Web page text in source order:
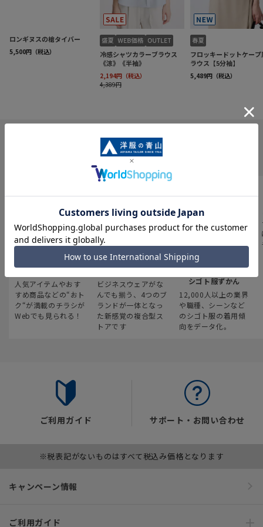
INFORMATION
最新のお買い得情報
人気アイテムやおす
すめ商品などの“おト
ク“が満載のチラシが
Webでも見られる！
スーツスクエア
ビジネスウェアがな
んでも揃う、4つのブ
ランドが一体となっ
た新感覚の複合型ス
トアです
みんなの
シゴト服ずかん
12,000人以上の業界
や職種、シーンなど
のシゴト服の着用傾
向をデータ化。
ご利用ガイド サポート・お問い合わせ
※税表記がないものはすべて税込み価格となります
キャンペーン情報
ご利用ガイド